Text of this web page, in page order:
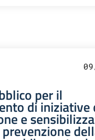
per il
di iniziative
e